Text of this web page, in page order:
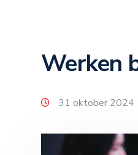
Werken
31 oktober 2024